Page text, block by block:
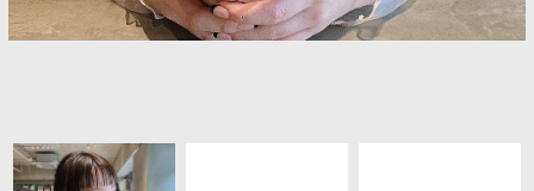
フレンドシップ